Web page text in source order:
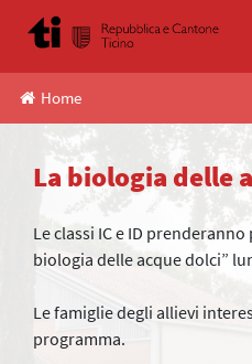
Home
La biologia delle
Le classi IC e ID
biologia delle acque dolci”
Le famiglie degli allievi
programma.